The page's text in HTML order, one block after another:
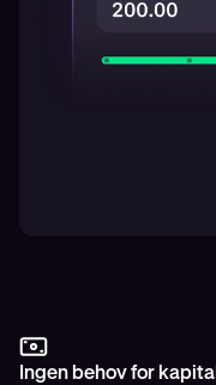
Ingen behov for kapital